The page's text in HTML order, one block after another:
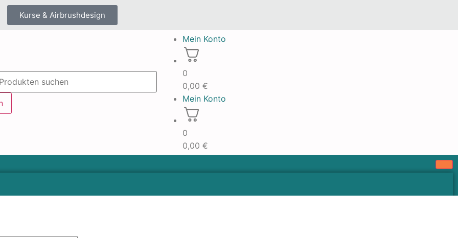
Kurse & Airbrushdesign
Mein Konto
0
0,00 €
Mein Konto
0
0,00 €